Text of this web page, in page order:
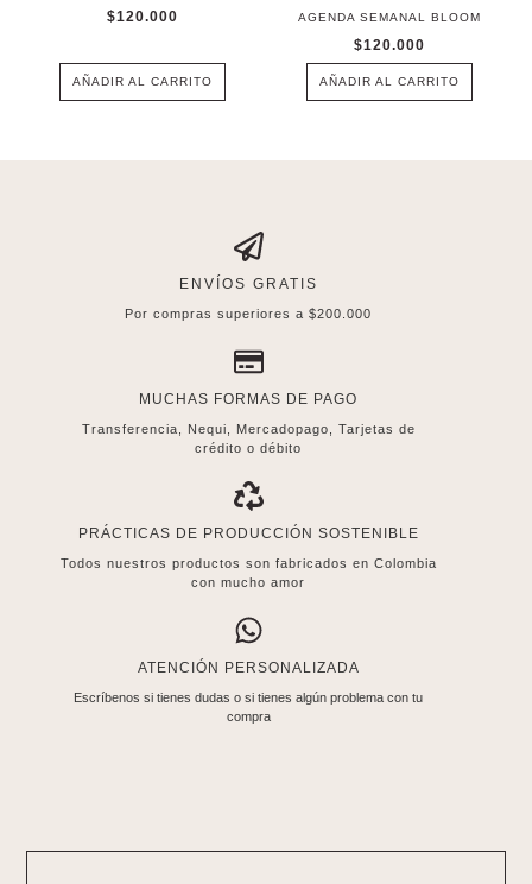
$120.000
AÑADIR AL CARRITO
AGENDA SEMANAL BLOOM
$120.000
AÑADIR AL CARRITO
ENVÍOS GRATIS
Por compras superiores a $200.000
MUCHAS FORMAS DE PAGO
Transferencia, Nequi, Mercadopago, Tarjetas de
crédito o débito
PRÁCTICAS DE PRODUCCIÓN SOSTENIBLE
Todos nuestros productos son fabricados en Colombia
con mucho amor
ATENCIÓN PERSONALIZADA
Escríbenos si tienes dudas o si tienes algún problema con tu
compra